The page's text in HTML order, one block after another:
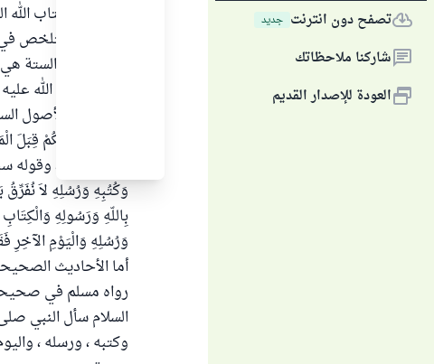
تصفح دون انترنت جديد
شاركنا ملاحظاتك
العودة للإصدار القديم
2. وقد دل كتاب
الصحيحة تتلخص في :
فهذه الأمور الستة
محمداً صلى الله
وأدلة هذه الأصول
تُوَلُّواْ وُجُوهَكُمْ قِبَلَ
البقرة/
بِاللّهِ وَرَسُولِهِ
وَرُسُلِهِ وَالْيَوْمِ الآخِرِ
أما الأحاديث
رواه مسلم في
السلام سأل النبي
وكتبه ، ورسله ،